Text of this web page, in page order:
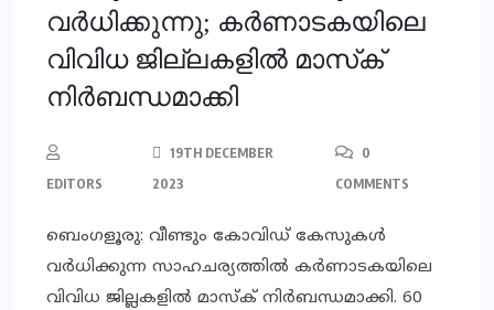
വര്‍ധിക്കുന്നു; കര്‍ണാടകയിലെ
വിവിധ ജില്ലകളില്‍ മാസ്‌ക്
നിര്‍ബന്ധമാക്കി
EDITORS
19TH DECEMBER
2023
0
COMMENTS
ബെംഗളൂരു: വീണ്ടും കോവിഡ് കേസുകള്‍
വര്‍ധിക്കുന്ന സാഹചര്യത്തില്‍ കര്‍ണാടകയിലെ
വിവിധ ജില്ലകളില്‍ മാസ്‌ക് നിര്‍ബന്ധമാക്കി. 60